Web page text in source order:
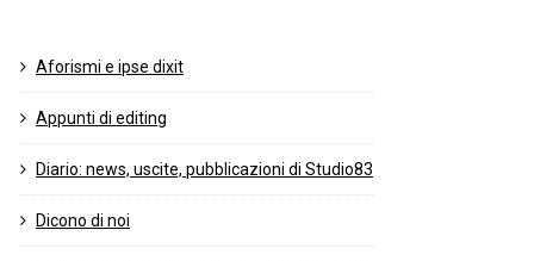
Aforismi e ipse dixit
Appunti di editing
Diario: news, uscite, pubblicazioni di Studio83
Dicono di noi